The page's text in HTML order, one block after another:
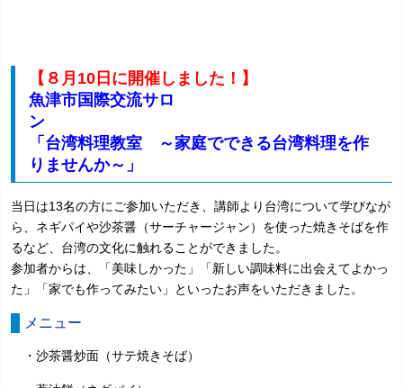
【８月10日に開催しました！】
魚津市国際交流サロ
「台湾料理教室 ～家庭でできる台湾料理を作
りませんか～」
当日は13名の方にご参加いただき、講師より台湾について学びなが
ら、ネギパイや沙茶醤（サーチャージャン）を使った焼きそばを作
るなど、台湾の文化に触れることができました。
参加者からは、「美味しかった」「新しい調味料に出会えてよかっ
た」「家でも作ってみたい」といったお声をいただきました。
メニュー
・沙茶醤炒面（サテ焼きそば）